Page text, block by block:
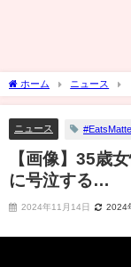
ホーム ニュース
る…
ニュース
【画像】35歳
に号泣する…
2024年11月14日 2024